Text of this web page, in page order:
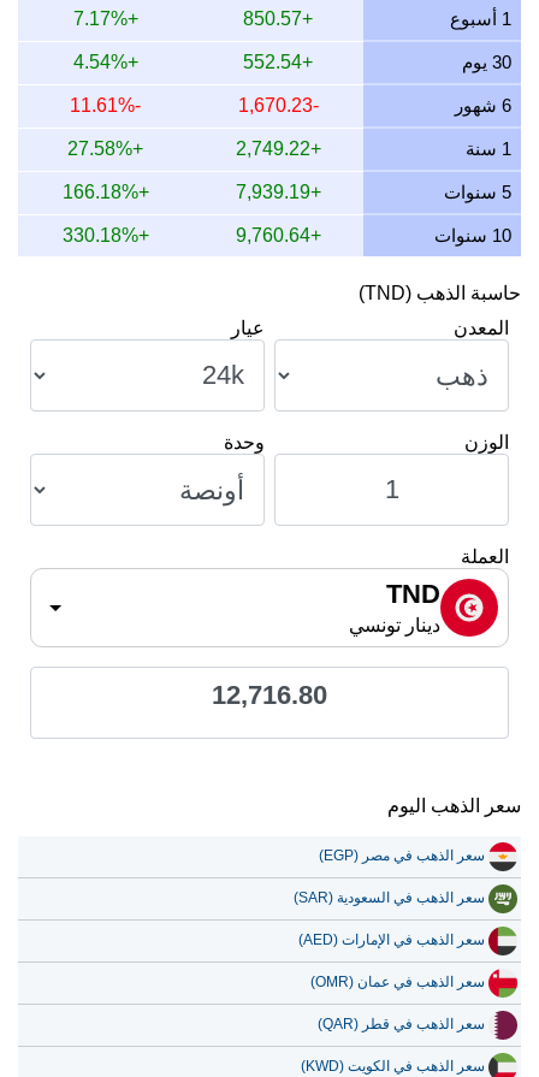
1 أسبوع +850.57
+7.17%
30 يوم +552.54
+4.54%
6 شهور -1,670.23
-11.61%
1 سنة +2,749.22
+27.58%
5 سنوات +7,939.19
+166.18%
10 سنوات +9,760.64
+330.18%
حاسبة الذهب (TND)
المعدن
عيار
الوزن وحدة
العملة
TND
دينار تونسي
12,716.80
سعر الذهب اليوم
سعر الذهب في مصر (EGP)
سعر الذهب في السعودية (SAR)
سعر الذهب في الإمارات (AED)
سعر الذهب في عمان (OMR)
سعر الذهب في قطر (QAR)
سعر الذهب في الكويت (KWD)